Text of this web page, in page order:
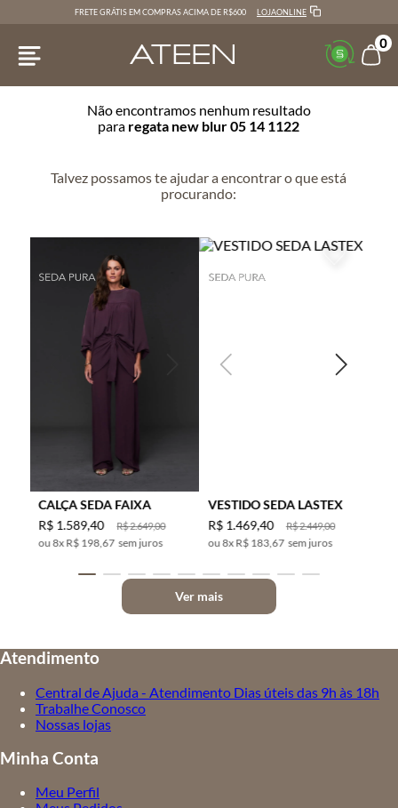
FRETE GRÁTIS EM COMPRAS ACIMA DE R$600 LOJAONLINE
0
Não encontramos nenhum resultado
para regata new blur 05 14 1122
Talvez possamos te ajudar a encontrar o que está
procurando:
CALÇA SEDA FAIXA
R$2.649,00
R$ 1.589,40
8x R$ 198,67 sem juros
VESTIDO SEDA LASTEX
R$2.449,00
R$ 1.469,40
8x R$ 183,67 sem juros
Ver mais
Atendimento
Central de Ajuda - Atendimento Dias úteis das 9h às 18h
Trabalhe Conosco
Nossas lojas
Minha Conta
Meu Perfil